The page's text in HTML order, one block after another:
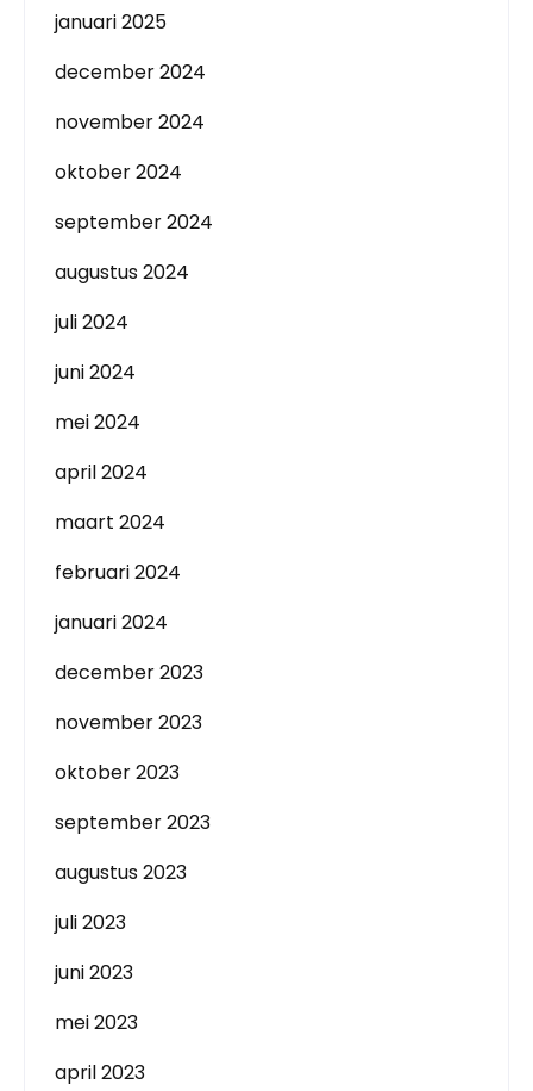
januari 2025
december 2024
november 2024
oktober 2024
september 2024
augustus 2024
juli 2024
juni 2024
mei 2024
april 2024
maart 2024
februari 2024
januari 2024
december 2023
november 2023
oktober 2023
september 2023
augustus 2023
juli 2023
juni 2023
mei 2023
april 2023